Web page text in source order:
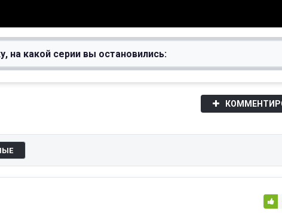
на какой серии вы остановились: